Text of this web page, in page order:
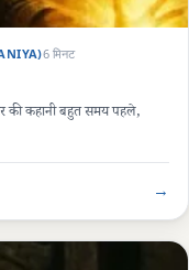
6 मिनट
की कहानी बहुत समय पहले,
→